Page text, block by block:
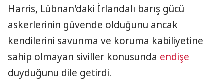
Harris, Lübnan'daki İrlandalı barış gücü
askerlerinin güvende olduğunu ancak
kendilerini savunma ve koruma kabiliyetine
sahip olmayan siviller konusunda endişe
duyduğunu dile getirdi.